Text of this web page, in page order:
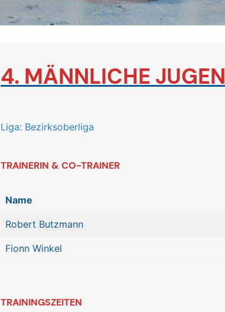
4. MÄNNLICHE JUGEN
Liga: Bezirksoberliga
TRAINERIN & CO-TRAINER
Name
Robert Butzmann
Fionn Winkel
TRAININGSZEITEN